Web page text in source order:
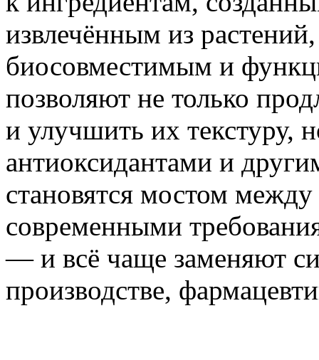
извлечённым из
биосовместимым и
позволяют не только
и улучшить их текстуру,
антиоксидантами и
становятся мостом
современными
— и всё чаще заменяют
производстве,